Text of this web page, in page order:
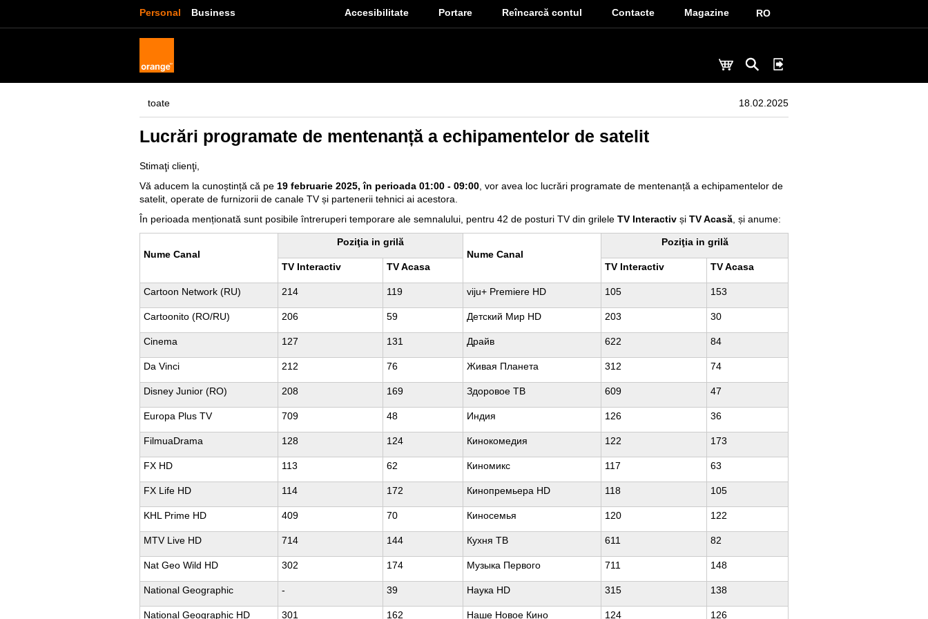
Personal Business Accesibilitate Portare Reîncarcă contul Сontacte Magazine RO
toate 18.02.2025
Lucrări programate de mentenanță a echipamentelor de satelit
Stimaţi clienţi,
Vă aducem la cunoștință că pe 19 februarie 2025, în perioada 01:00 - 09:00 , vor avea loc lucrări programate de mentenanță a echipamentelor de
satelit, operate de furnizorii de canale TV și partenerii tehnici ai acestora.
În perioada menționată sunt posibile întreruperi temporare ale semnalului, pentru 42 de posturi TV din grilele TV Interactiv și TV Acasă , și anume:
Nume Canal
Poziţia in grilă
Nume Canal
Poziţia in grilă
TV Interactiv TV Acasa TV Interactiv TV Acasa
Cartoon Network (RU) 214 119 viju+ Premiere HD 105 153
Cartoonito (RO/RU) 206 59 Детский Мир HD 203 30
Cinema 127 131 Драйв 622 84
Da Vinci 212 76 Живая Планета 312 74
Disney Junior (RO) 208 169 Здоровое ТВ 609 47
Europa Plus TV 709 48 Индия 126 36
FilmuaDrama 128 124 Кинокомедия 122 173
FX HD 113 62 Киномикс 117 63
FX Life HD 114 172 Кинопремьера HD 118 105
KHL Prime HD 409 70 Киносемья 120 122
MTV Live HD 714 144 Кухня ТВ 611 82
Nat Geo Wild HD 302 174 Музыка Первого 711 148
National Geographic - 39 Наука HD 315 138
National Geographic HD 301 162 Наше Новое Кино 124 126